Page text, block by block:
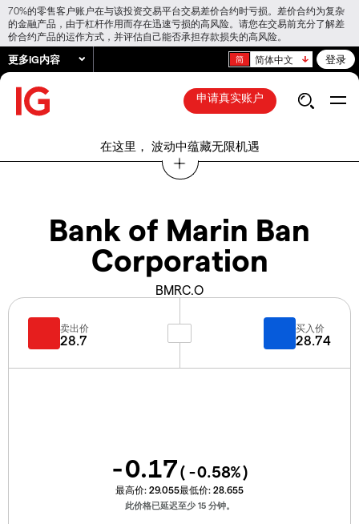
70%的零售客户账户在与该投资交易平台交易差价合约时亏损。差价合约为复杂
的金融产品，由于杠杆作用而存在迅速亏损的高风险。请您在交易前充分了解差
价合约产品的运作方式，并评估自己能否承担存款损失的高风险。
更多IG内容 简体中文 登录
申请真实账户
在这里， 波动中蕴藏无限机遇
Bank of Marin Ban
Corporation
BMRC.O
卖出价
28.7
买入价
28.74
-0.17( -0.58%)
最高价: 29.055最低价: 28.655
此价格已延迟至少 15 分钟。